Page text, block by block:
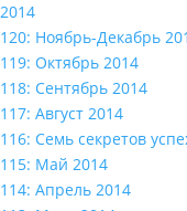
2014
120: Ноябрь-Декабрь
119: Октябрь 2014
118: Сентябрь 2014
117: Август 2014
116: Семь секретов
115: Май 2014
114: Апрель 2014